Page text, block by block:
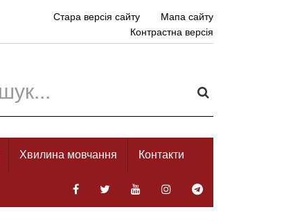
Стара версія сайту
Мапа сайту
Контрастна версія
Хвилина мовчання Контакти